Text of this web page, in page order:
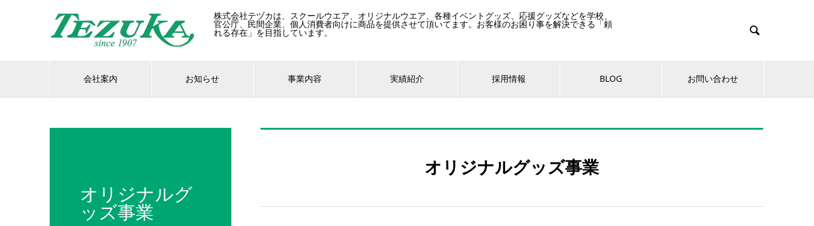
株式会社テヅカは、スクールウエア、オリジナルウエア、各種イベントグッズ、応援グッズなどを学校、
官公庁、民間企業、個人消費者向けに商品を提供させて頂いてます。お客様のお困り事を解決できる「頼
れる存在」を目指しています。 
会社案内 お知らせ 事業内容 実績紹介 採用情報 BLOG お問い合わせ
オリジナルグ
ッズ事業
オリジナルグッズ事業